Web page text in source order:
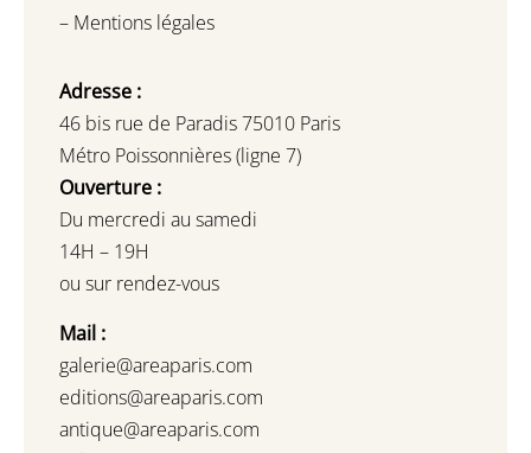
– Mentions légales
Adresse :
46 bis rue de Paradis 75010 Paris
Métro Poissonnières (ligne 7)
Ouverture :
Du mercredi au samedi
14H – 19H
ou sur rendez-vous
Mail :
galerie@areaparis.com
editions@areaparis.com
antique@areaparis.com